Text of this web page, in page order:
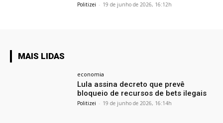
Politizei - 19 de junho de 2026, 16:12h
MAIS LIDAS
economia
Lula assina decreto que prevê
bloqueio de recursos de bets ilegais
Politizei - 19 de junho de 2026, 16:14h